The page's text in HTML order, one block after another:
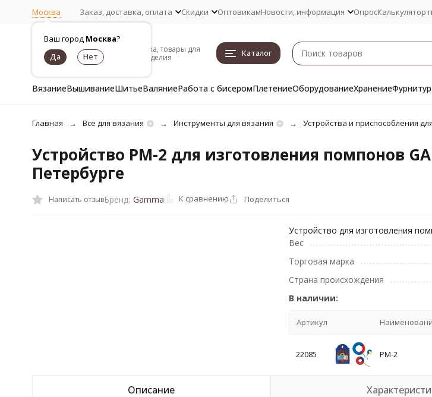
Москва
Ваш город Москва?
Заказ, доставка, оплата Скидки ОптовикамНовости, информация ОпросКалькулятор
Пряжа, товары для
рукоделия
Каталог
ВязаниеВышиваниеШитьеВаляниеРабота с бисеромПлетениеОборудованиеХранение
Главная Все для вязания Инструменты для вязания Устройства и приспособления
Устройство PM-2 для изготовления помпонов
Петербурге
Написать отзывБренд: Gamma К сравнению Поделиться
Устройство для изготовления
Вес
Торговая марка
Страна происхождения
В наличии:
Артикул
22085 PM-2
Описание